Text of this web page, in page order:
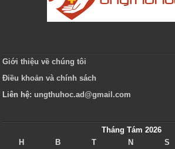
Giới thiệu về chúng tôi
Điều khoản và chính sách
Liên hệ:ungthuhoc.ad@gmail.com
Tháng Tám 2026
H
B T N S